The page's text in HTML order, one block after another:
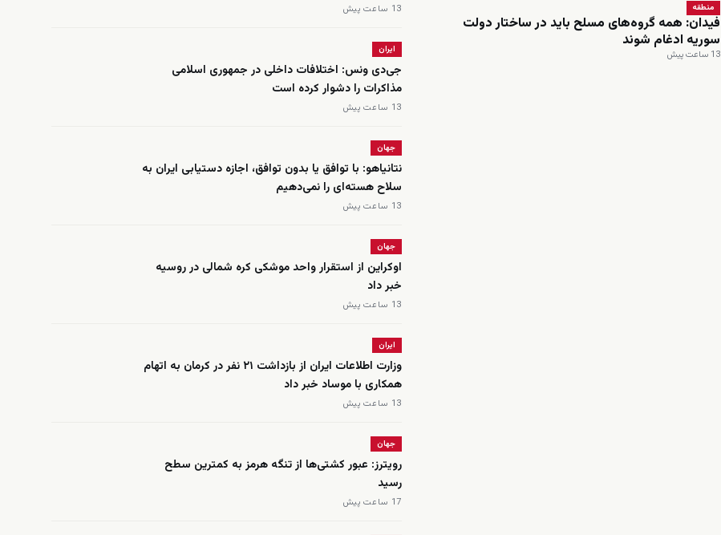
منطقه
فیدان: همه گروه‌های مسلح باید در ساختار دولت
سوریه ادغام شوند
13 ساعت پیش
13 ساعت پیش
ایران
جی‌دی ونس: اختلافات داخلی در جمهوری اسلامی
مذاکرات را دشوار کرده است
13 ساعت پیش
جهان
نتانیاهو: با توافق یا بدون توافق، اجازه دستیابی ایران به
سلاح هسته‌ای را نمی‌دهیم
13 ساعت پیش
جهان
اوکراین از استقرار واحد موشکی کره شمالی در روسیه
خبر داد
13 ساعت پیش
ایران
وزارت اطلاعات ایران از بازداشت ۲۱ نفر در کرمان به اتهام
همکاری با موساد خبر داد
13 ساعت پیش
جهان
رویترز: عبور کشتی‌ها از تنگه هرمز به کمترین سطح
رسید
17 ساعت پیش